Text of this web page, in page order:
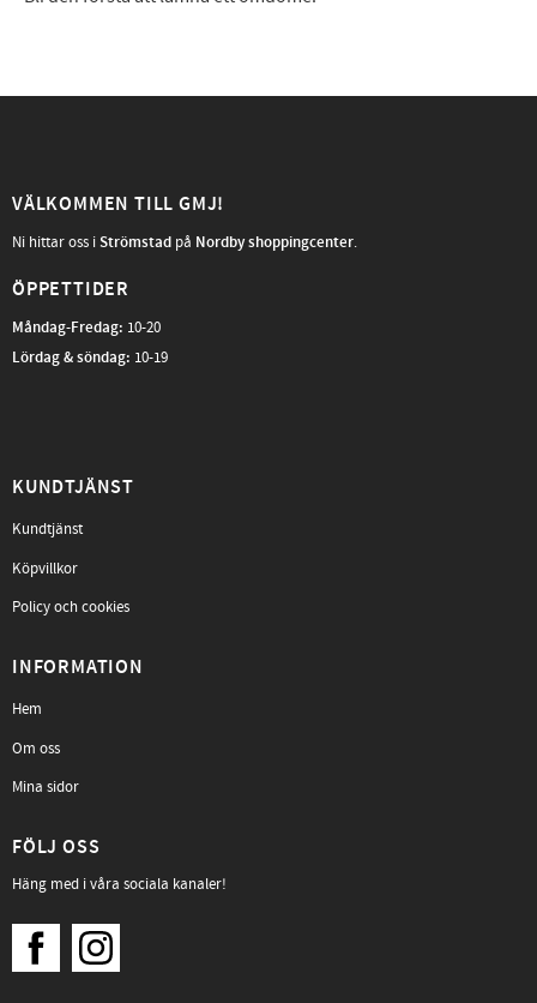
VÄLKOMMEN TILL GMJ!
Ni hittar oss iStrömstad på Nordby shoppingcenter.
ÖPPETTIDER
Måndag-Fredag: 10-20
Lördag & söndag: 10-19
KUNDTJÄNST
Kundtjänst
Köpvillkor
Policy och cookies
INFORMATION
Hem
Om oss
Mina sidor
FÖLJ OSS
Häng med i våra sociala kanaler!